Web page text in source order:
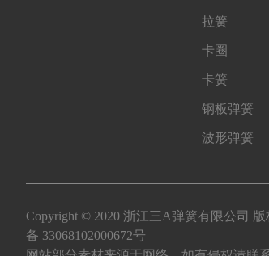
拉簧
卡圈
卡簧
钢板弹簧
波形弹簧
Copyright © 2020 浙江三A弹簧有限公司 版
备 33068102000672号